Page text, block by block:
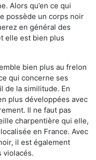
Alors qu’en ce qui
possède un corps noir
en général des
elle est bien plus
bien plus au frelon
qui concerne ses
de la similitude. En
plus développées avec
Il ne faut pas
charpentière qui elle,
en France. Avec
il est également
violacés.